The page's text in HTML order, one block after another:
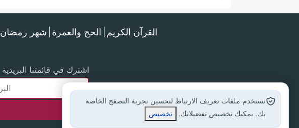
القرآن الكريم الحج والعمرة شهر رمضان
اشترك في قائمتنا البريدية
نستخدم ملفات تعريف الارتباط لتحسين تجربة التصفح الخاصة
بك. يمكنك تخصيص تفضيلاتك.
تخصيص